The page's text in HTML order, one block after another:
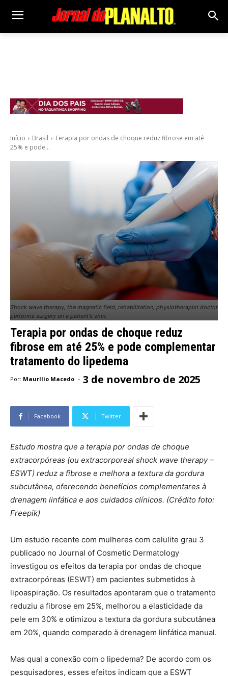
Início Brasil
Terapia por ondas de choque reduz fibrose em até
25% e pode...
Shock wave therapy, the magnetic field, rehabilitation, physiotherapist doctor
performs surgery on a patient's shin.
Terapia por ondas de choque reduz
fibrose em até 25% e pode complementar
tratamento do lipedema
Por: Maurílio Macedo - 3 de novembro de 2025
Facebook Twitter
Estudo mostra que a terapia por ondas de choque
extracorpóreas (ou extracorporeal shock wave therapy –
ESWT) reduz a fibrose e melhora a textura da gordura
subcutânea, oferecendo benefícios complementares à
drenagem linfática e aos cuidados clínicos. (Crédito foto:
Freepik)
Um estudo recente com mulheres com celulite grau 3
publicado no Journal of Cosmetic Dermatology
investigou os efeitos da terapia por ondas de choque
extracorpóreas (ESWT) em pacientes submetidos à
lipoaspiração. Os resultados apontaram que o tratamento
reduziu a fibrose em 25%, melhorou a elasticidade da
pele em 30% e otimizou a textura da gordura subcutânea
em 20%, quando comparado à drenagem linfática manual.
Mas qual a conexão com o lipedema? De acordo com os
pesquisadores, esses efeitos indicam que a ESWT